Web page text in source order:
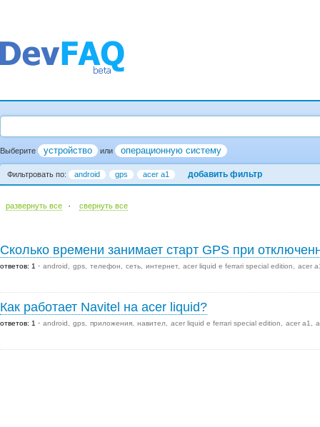
Выберите устройство или операционную систему
Фильтровать по: android gps acer a1 добавить фильтр
развернуть все · cвернуть все
Сколько времени занимает старт GPS при
ответов: 1 android gps телефон сеть интернет acer liquid e ferrari special edition acer
Как работает Navitel на acer liquid?
ответов: 1 android gps приложения навител acer liquid e ferrari special edition acer a1